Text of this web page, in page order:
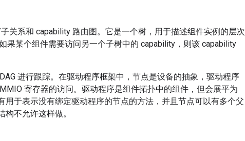
关系和 capability 路由图。它是一个树，用于描述组件实例的层次
果某个组件需要访问另一个子树中的 capability，则该 capability
进行跟踪。在驱动程序框架中，节点是设备的抽象，驱动程序
寄存器的访问。驱动程序是组件拓扑中的组件，但会展平为
于表示没有绑定驱动程序的节点的方法，并且节点可以有多个父
不允许这样做。